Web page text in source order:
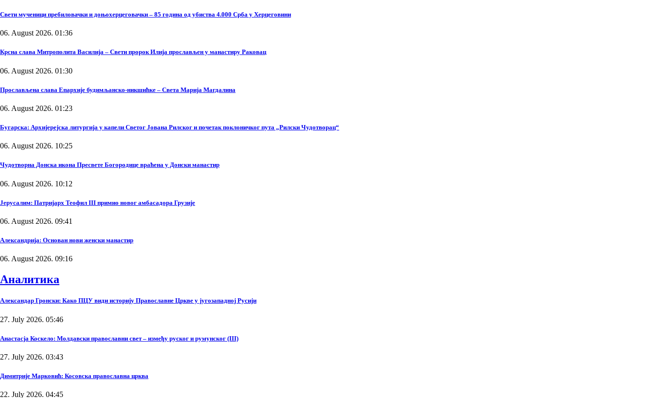
Свети мученици пребиловачки и доњохерцеговачки – 85 година од убиства 4.000 Срба у Херцеговини
06. August 2026. 01:36
Крсна слава Митрополита Василија – Свети пророк Илија прослављен у манастиру Раковац
06. August 2026. 01:30
Прослављена слава Епархије будимљанско-никшићке – Света Марија Магдалина
06. August 2026. 01:23
Бугарска: Архијерејска литургија у капели Светог Јована Рилског и почетак поклоничког пута „Рилски Чудотворац“
06. August 2026. 10:25
Чудотворна Донска икона Пресвете Богородице враћена у Донски манастир
06. August 2026. 10:12
Јерусалим: Патријарх Теофил III примио новог амбасадора Грузије
06. August 2026. 09:41
Александрија: Основан нови женски манастир
06. August 2026. 09:16
Аналитика
Александар Гронски: Како ПЦУ види историју Православне Цркве у југозападној Русији
27. July 2026. 05:46
Анастасја Коскело: Молдавски православни свет – између руског и румунског (III)
27. July 2026. 03:43
Димитрије Марковић: Косовска православна црква
22. July 2026. 04:45